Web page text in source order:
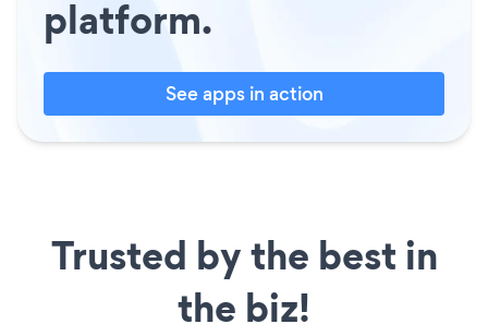
platform.
See apps in action
Trusted by the best in
the biz!